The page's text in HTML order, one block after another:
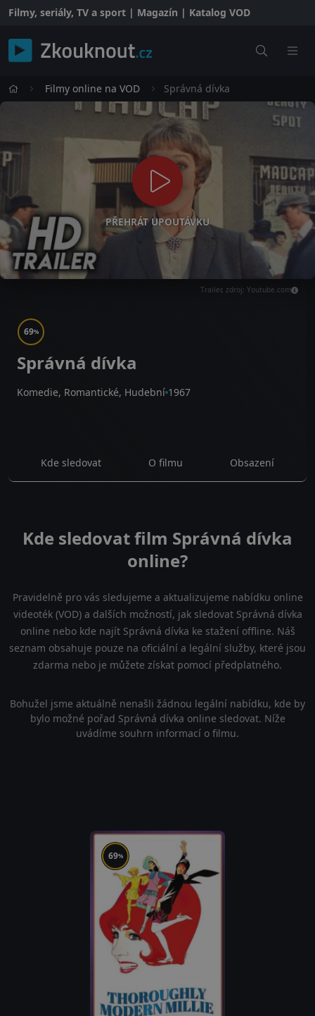
Filmy, seriály, TV a sport | Magazín | Katalog VOD
Filmy online na VOD Správná dívka
PŘEHRÁT UPOUTÁVKU
Trailer, zdroj: Youtube.com
69%
Správná dívka
Komedie, Romantické, Hudební 1967
Kde sledovat O filmu Obsazení
Kde sledovat film Správná dívka
online?
Pravidelně pro vás sledujeme a aktualizujeme nabídku online
videoték (VOD) a dalších možností, jak sledovat Správná dívka
online nebo kde najít Správná dívka ke stažení offline. Náš
seznam obsahuje pouze na oficiální a legální služby, které jsou
zdarma nebo je můžete získat pomocí předplatného.
Bohužel jsme aktuálně nenašli žádnou legální nabídku, kde by
bylo možné pořad Správná dívka online sledovat. Níže
uvádíme souhrn informací o filmu.
69%